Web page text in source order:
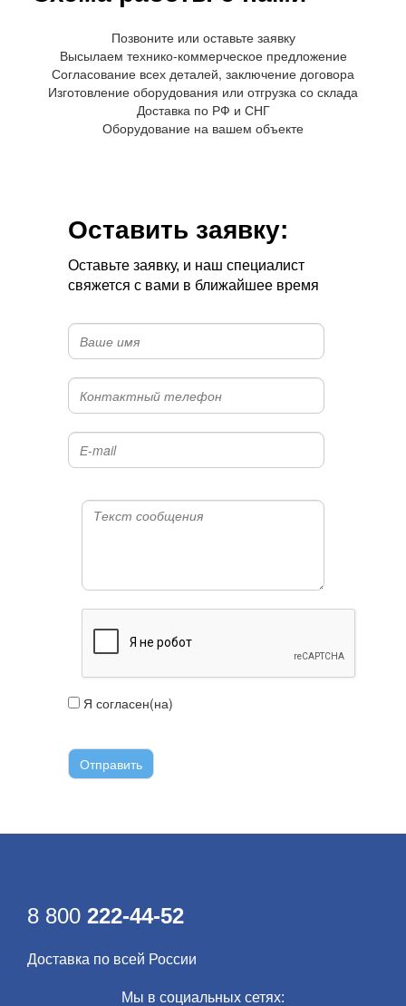
Позвоните или оставьте заявку
Высылаем технико-коммерческое предложение
Согласование всех деталей, заключение договора
Изготовление оборудования или отгрузка со склада
Доставка по РФ и СНГ
Оборудование на вашем объекте
Оставить заявку:
Оставьте заявку, и наш специалист
свяжется с вами в ближайшее время
Я согласен(на)
8 800 222-44-52
Доставка по всей России
Мы в социальных сетях: